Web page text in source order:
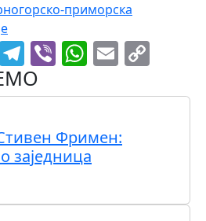
приморска
VK Telegram
Viber Email
Фримен:
заједница